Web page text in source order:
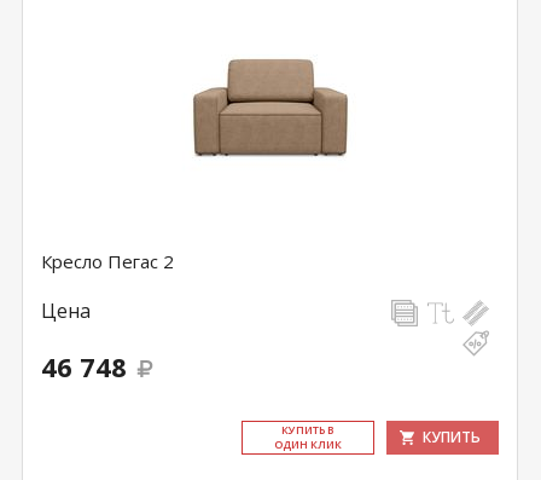
Кресло Пегас 2
Цена
46 748
КУ­ПИТЬ В
ОДИН КЛИК
КУПИТЬ